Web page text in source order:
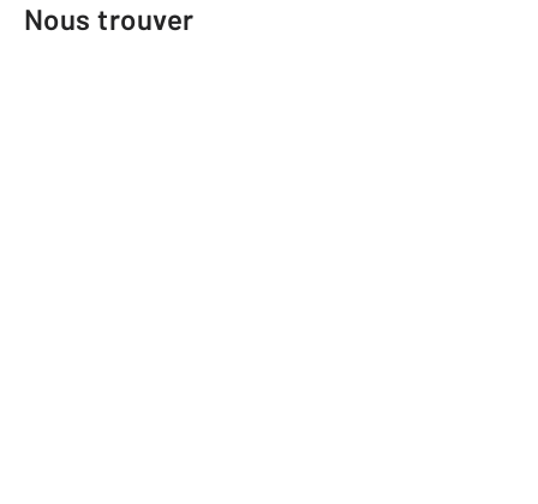
Nous trouver